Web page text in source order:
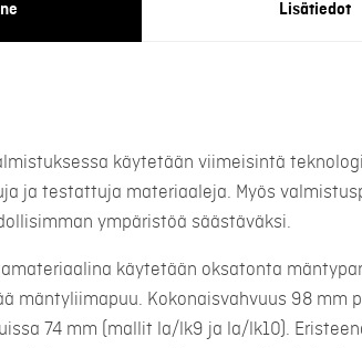
Lisätiedot
käytetään viimeisintä
ja testattuja materiaaleja. Myös
ympäristöä säästäväksi.
käytetään oksatonta
mäntyliimapuu. Kokonaisvahvuus 98 mm
74 mm (mallit la/lk9 ja la/lk10).